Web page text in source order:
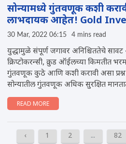
सोन्यामध्ये गुंतवणूक कशी
लाभदायक आहेत! Gold
30 Mar, 2022 06:15 4 mins read
युद्धामुळे संपूर्ण जगावर अनिश्चिततेचे
क्रिप्टोकरन्सी, क्रुड ऑईलच्या किमतीत
गुंतवणूक कुठे आणि कशी करावी असा
सोन्यातील गुंतवणूक अधिक सुरक्षित
READ MORE
‹ 1 2 ... 82